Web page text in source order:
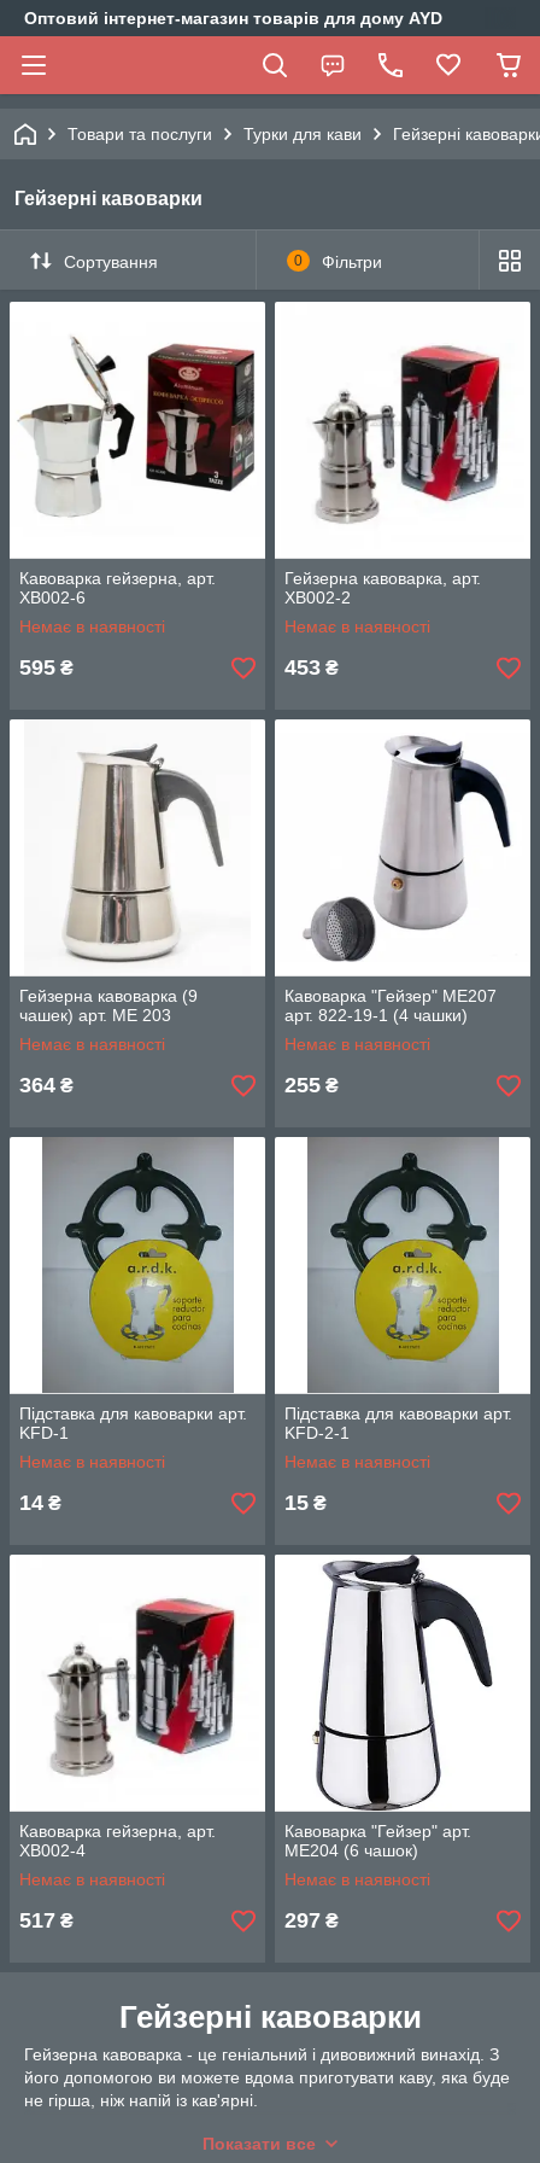
Оптовий інтернет-магазин товарів для дому AYD
Товари та послуги Турки для кави Гейзерні
Гейзерні кавоварки
Сортування 0 Фільтри
Кавоварка гейзерна, арт.
ХВ002-6
Немає в наявності
595 ₴
Гейзерна кавоварка, арт.
ХВ002-2
Немає в наявності
453 ₴
Гейзерна кавоварка (9
чашек) арт. МЕ 203
Немає в наявності
364 ₴
Кавоварка "Гейзер" ME207
арт. 822-19-1 (4 чашки)
Немає в наявності
255 ₴
Підставка для кавоварки арт.
KFD-1
Немає в наявності
14 ₴
Підставка для кавоварки арт.
KFD-2-1
Немає в наявності
15 ₴
Кавоварка гейзерна, арт.
ХВ002-4
Немає в наявності
517 ₴
Кавоварка "Гейзер" арт.
ME204 (6 чашок)
Немає в наявності
297 ₴
Гейзерні кавоварки
Гейзерна кавоварка - це геніальний і дивовижний винахід. З
його допомогою ви можете вдома приготувати каву, яка буде
не гірша, ніж напій із кав'ярні.
Показати все